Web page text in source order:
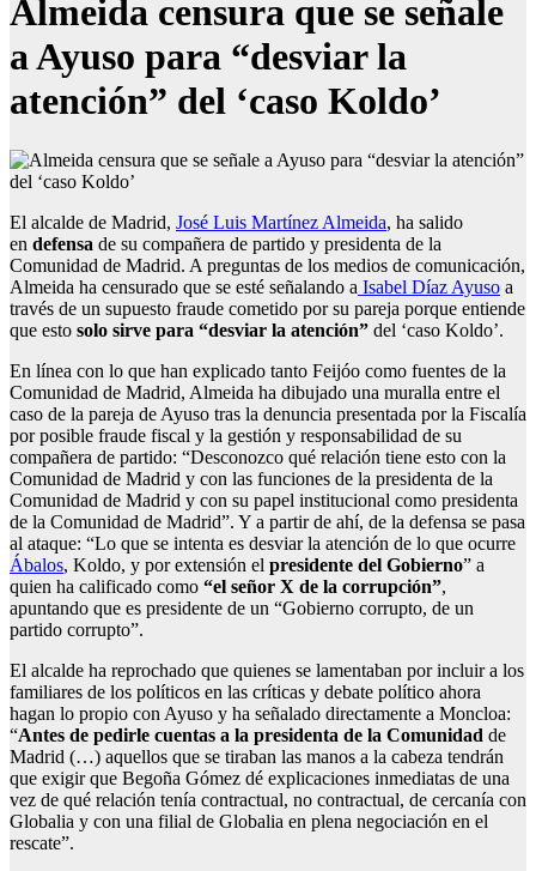
Almeida censura que se señale
a Ayuso para “desviar la
atención” del ‘caso Koldo’
El alcalde de Madrid, José Luis Martínez Almeida, ha salido
en defensa de su compañera de partido y presidenta de la
Comunidad de Madrid. A preguntas de los medios de comunicación,
Almeida ha censurado que se esté señalando a Isabel Díaz Ayuso a
través de un supuesto fraude cometido por su pareja porque entiende
que esto solo sirve para “desviar la atención” del ‘caso Koldo’.
En línea con lo que han explicado tanto Feijóo como fuentes de la
Comunidad de Madrid, Almeida ha dibujado una muralla entre el
caso de la pareja de Ayuso tras la denuncia presentada por la Fiscalía
por posible fraude fiscal y la gestión y responsabilidad de su
compañera de partido: “Desconozco qué relación tiene esto con la
Comunidad de Madrid y con las funciones de la presidenta de la
Comunidad de Madrid y con su papel institucional como presidenta
de la Comunidad de Madrid”. Y a partir de ahí, de la defensa se pasa
al ataque: “Lo que se intenta es desviar la atención de lo que ocurre
Ábalos, Koldo, y por extensión el presidente del Gobierno” a
quien ha calificado como “el señor X de la corrupción”,
apuntando que es presidente de un “Gobierno corrupto, de un
partido corrupto”.
El alcalde ha reprochado que quienes se lamentaban por incluir a los
familiares de los políticos en las críticas y debate político ahora
hagan lo propio con Ayuso y ha señalado directamente a Moncloa:
“Antes de pedirle cuentas a la presidenta de la Comunidad de
Madrid (…) aquellos que se tiraban las manos a la cabeza tendrán
que exigir que Begoña Gómez dé explicaciones inmediatas de una
vez de qué relación tenía contractual, no contractual, de cercanía con
Globalia y con una filial de Globalia en plena negociación en el
rescate”.